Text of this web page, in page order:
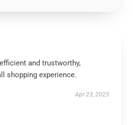
and trustworthy,
shopping experience.
Apr 23, 2025